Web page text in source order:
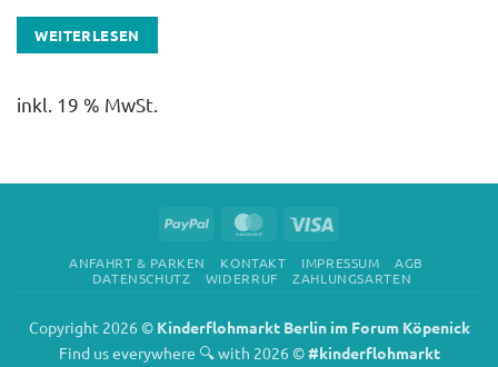
WEITERLESEN
inkl. 19 % MwSt.
PayPal MasterCard
ANFAHRT & PARKEN KONTAKT IMPRESSUM
AGB
DATENSCHUTZ
WIDERRUF ZAHLUNGSARTEN
Copyright 2026 © Kinderflohmarkt Berlin im Forum Köpenick
Find us everywhere 🔍 with 2026 ©#kinderflohmarkt